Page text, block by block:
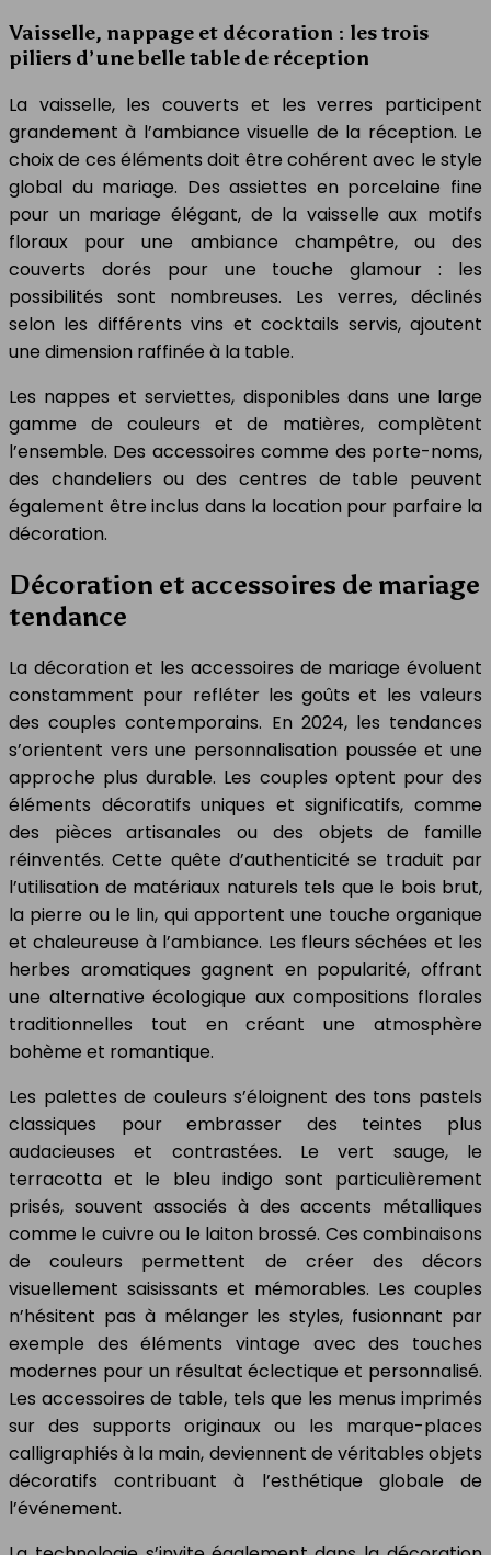
Vaisselle, nappage et décoration : les trois
piliers d’une belle table de réception
La vaisselle, les couverts et les verres participent
grandement à l’ambiance visuelle de la réception. Le
choix de ces éléments doit être cohérent avec le style
global du mariage. Des assiettes en porcelaine fine
pour un mariage élégant, de la vaisselle aux motifs
floraux pour une ambiance champêtre, ou des
couverts dorés pour une touche glamour : les
possibilités sont nombreuses. Les verres, déclinés
selon les différents vins et cocktails servis, ajoutent
une dimension raffinée à la table.
Les nappes et serviettes, disponibles dans une large
gamme de couleurs et de matières, complètent
l’ensemble. Des accessoires comme des porte-noms,
des chandeliers ou des centres de table peuvent
également être inclus dans la location pour parfaire la
décoration.
Décoration et accessoires de mariage
tendance
La décoration et les accessoires de mariage évoluent
constamment pour refléter les goûts et les valeurs
des couples contemporains. En 2024, les tendances
s’orientent vers une personnalisation poussée et une
approche plus durable. Les couples optent pour des
éléments décoratifs uniques et significatifs, comme
des pièces artisanales ou des objets de famille
réinventés. Cette quête d’authenticité se traduit par
l’utilisation de matériaux naturels tels que le bois brut,
la pierre ou le lin, qui apportent une touche organique
et chaleureuse à l’ambiance. Les fleurs séchées et les
herbes aromatiques gagnent en popularité, offrant
une alternative écologique aux compositions florales
traditionnelles tout en créant une atmosphère
bohème et romantique.
Les palettes de couleurs s’éloignent des tons pastels
classiques pour embrasser des teintes plus
audacieuses et contrastées. Le vert sauge, le
terracotta et le bleu indigo sont particulièrement
prisés, souvent associés à des accents métalliques
comme le cuivre ou le laiton brossé. Ces combinaisons
de couleurs permettent de créer des décors
visuellement saisissants et mémorables. Les couples
n’hésitent pas à mélanger les styles, fusionnant par
exemple des éléments vintage avec des touches
modernes pour un résultat éclectique et personnalisé.
Les accessoires de table, tels que les menus imprimés
sur des supports originaux ou les marque-places
calligraphiés à la main, deviennent de véritables objets
décoratifs contribuant à l’esthétique globale de
l’événement.